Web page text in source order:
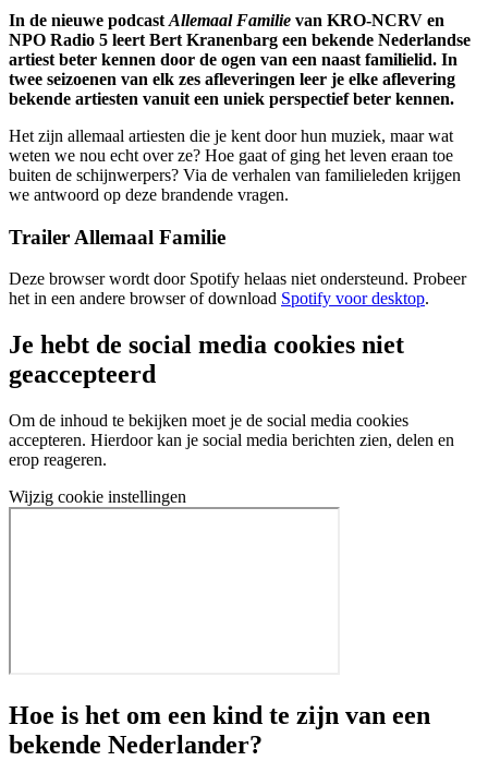
In de nieuwe podcast Allemaal Familie van KRO-NCRV en
NPO Radio 5 leert Bert Kranenbarg een bekende Nederlandse
artiest beter kennen door de ogen van een naast familielid. In
twee seizoenen van elk zes afleveringen leer je elke aflevering
bekende artiesten vanuit een uniek perspectief beter kennen.
Het zijn allemaal artiesten die je kent door hun muziek, maar wat
weten we nou echt over ze? Hoe gaat of ging het leven eraan toe
buiten de schijnwerpers? Via de verhalen van familieleden krijgen
we antwoord op deze brandende vragen.
Trailer Allemaal Familie
Deze browser wordt door Spotify helaas niet ondersteund. Probeer
het in een andere browser of download Spotify voor desktop.
Je hebt de social media cookies niet
geaccepteerd
Om de inhoud te bekijken moet je de social media cookies
accepteren. Hierdoor kan je social media berichten zien, delen en
erop reageren.
Wijzig cookie instellingen
Hoe is het om een kind te zijn van een
bekende Nederlander?